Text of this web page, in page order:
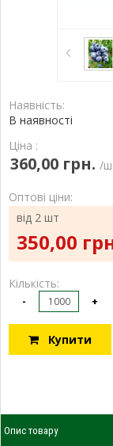
Наявність:
В наявності
Ціна :
360,00 грн. /
Оптові ціни:
від 2 шт
350,00
Кількість:
- +
Купити
Опис товару